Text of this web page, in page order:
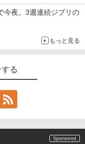
今夜。3週連続ジブリの
もっと見る
る